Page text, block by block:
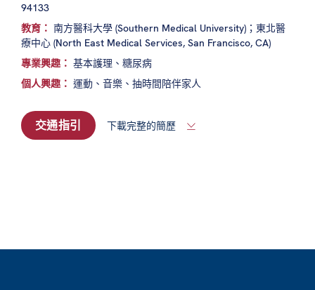
94133
教育： 南方醫科大學 (Southern Medical University)；東北醫
療中心 (North East Medical Services, San Francisco, CA)
專業興趣： 基本護理、糖尿病
個人興趣： 運動、音樂、抽時間陪伴家人
交通指引 下載完整的簡歷